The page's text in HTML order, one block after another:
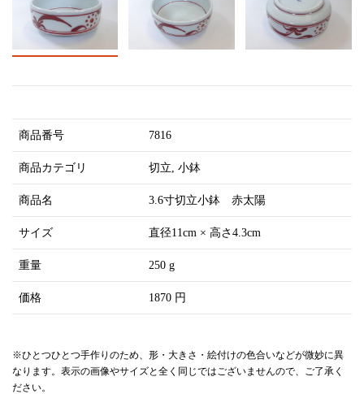
商品番号 7816
商品カテゴリ 切立 小鉢
商品名 3.6寸切立小鉢 赤太陽
サイズ 直径11cm × 高さ4.3cm
重量 250 g
価格 1870 円
※ひとつひとつ手作りのため、形・大きさ・絵付けの色合いなどが微妙に異
なります。表示の画像やサイズと全く同じではございませんので、ご了承く
ださい。